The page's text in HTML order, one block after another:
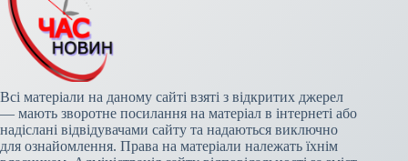
Всі матеріали на даному сайті взяті з відкритих джерел
— мають зворотне посилання на матеріал в інтернеті або
надіслані відвідувачами сайту та надаються виключно
для ознайомлення. Права на матеріали належать їхнім